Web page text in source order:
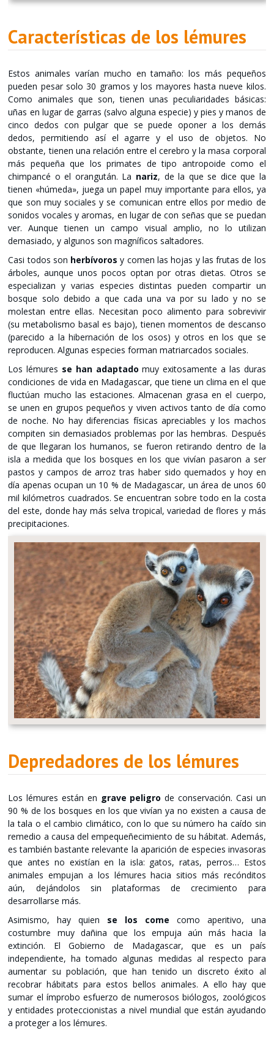
Características de los lémures
Estos animales varían mucho en tamaño: los más pequeños
pueden pesar solo 30 gramos y los mayores hasta nueve kilos.
Como animales que son, tienen unas peculiaridades básicas:
uñas en lugar de garras (salvo alguna especie) y pies y manos de
cinco dedos con pulgar que se puede oponer a los demás
dedos, permitiendo así el agarre y el uso de objetos. No
obstante, tienen una relación entre el cerebro y la masa corporal
más pequeña que los primates de tipo antropoide como el
chimpancé o el orangután. La nariz, de la que se dice que la
tienen «húmeda», juega un papel muy importante para ellos, ya
que son muy sociales y se comunican entre ellos por medio de
sonidos vocales y aromas, en lugar de con señas que se puedan
ver. Aunque tienen un campo visual amplio, no lo utilizan
demasiado, y algunos son magníficos saltadores.
Casi todos son herbívoros y comen las hojas y las frutas de los
árboles, aunque unos pocos optan por otras dietas. Otros se
especializan y varias especies distintas pueden compartir un
bosque solo debido a que cada una va por su lado y no se
molestan entre ellas. Necesitan poco alimento para sobrevivir
(su metabolismo basal es bajo), tienen momentos de descanso
(parecido a la hibernación de los osos) y otros en los que se
reproducen. Algunas especies forman matriarcados sociales.
Los lémures se han adaptado muy exitosamente a las duras
condiciones de vida en Madagascar, que tiene un clima en el que
fluctúan mucho las estaciones. Almacenan grasa en el cuerpo,
se unen en grupos pequeños y viven activos tanto de día como
de noche. No hay diferencias físicas apreciables y los machos
compiten sin demasiados problemas por las hembras. Después
de que llegaran los humanos, se fueron retirando dentro de la
isla a medida que los bosques en los que vivían pasaron a ser
pastos y campos de arroz tras haber sido quemados y hoy en
día apenas ocupan un 10 % de Madagascar, un área de unos 60
mil kilómetros cuadrados. Se encuentran sobre todo en la costa
del este, donde hay más selva tropical, variedad de flores y más
precipitaciones.
Depredadores de los lémures
Los lémures están en grave peligro de conservación. Casi un
90 % de los bosques en los que vivían ya no existen a causa de
la tala o el cambio climático, con lo que su número ha caído sin
remedio a causa del empequeñecimiento de su hábitat. Además,
es también bastante relevante la aparición de especies invasoras
que antes no existían en la isla: gatos, ratas, perros… Estos
animales empujan a los lémures hacia sitios más recónditos
aún, dejándolos sin plataformas de crecimiento para
desarrollarse más.
Asimismo, hay quien se los come como aperitivo, una
costumbre muy dañina que los empuja aún más hacia la
extinción. El Gobierno de Madagascar, que es un país
independiente, ha tomado algunas medidas al respecto para
aumentar su población, que han tenido un discreto éxito al
recobrar hábitats para estos bellos animales. A ello hay que
sumar el ímprobo esfuerzo de numerosos biólogos, zoológicos
y entidades proteccionistas a nivel mundial que están ayudando
a proteger a los lémures.